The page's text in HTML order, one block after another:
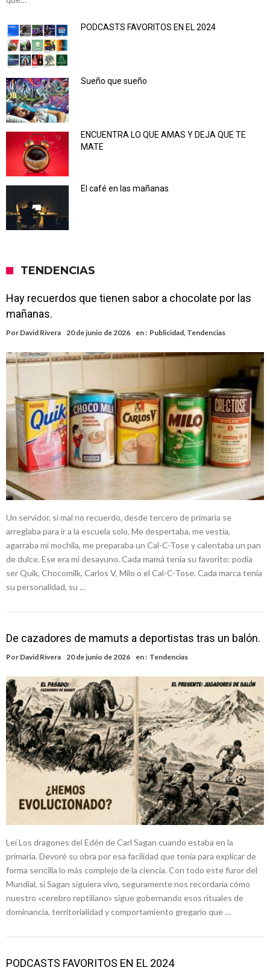
PODCASTS FAVORITOS EN EL 2024
Sueño que sueño
ENCUENTRA LO QUE AMAS Y DEJA QUE TE
MATE
El café en las mañanas
TENDENCIAS
Hay recuerdos que tienen sabor a chocolate por las
mañanas.
Por David Rivera 20 de junio de 2026 en : Publicidad, Tendencias
Un servidor, si mal no recuerdo, desde tercero de primaria se
arreglaba para ir a la escuela solo. Me despertaba, me vestía,
agarraba mi mochila, me preparaba un Cal-C-Tose y calentaba un pan
de dulce. Ese era mi desayuno. Cada mamá tenía su favorito: podía
ser Quik, Chocomilk, Carlos V, Milo o el Cal-C-Tose. Cada marca tenía
su personalidad, su …
De cazadores de mamuts a deportistas tras un balón.
Por David Rivera 20 de junio de 2026 en : Tendencias
Leí Los dragones del Edén de Carl Sagan cuando estaba en la
primaria. Devoré su obra por esa facilidad que tenía para explicar de
forma sencilla lo más complejo de la ciencia. Con todo este furor del
Mundial, si Sagan siguiera vivo, seguramente nos recordaría cómo
nuestro «cerebro reptiliano» sigue gobernando esos rituales de
dominancia, territorialidad y comportamiento gregario que …
PODCASTS FAVORITOS EN EL 2024